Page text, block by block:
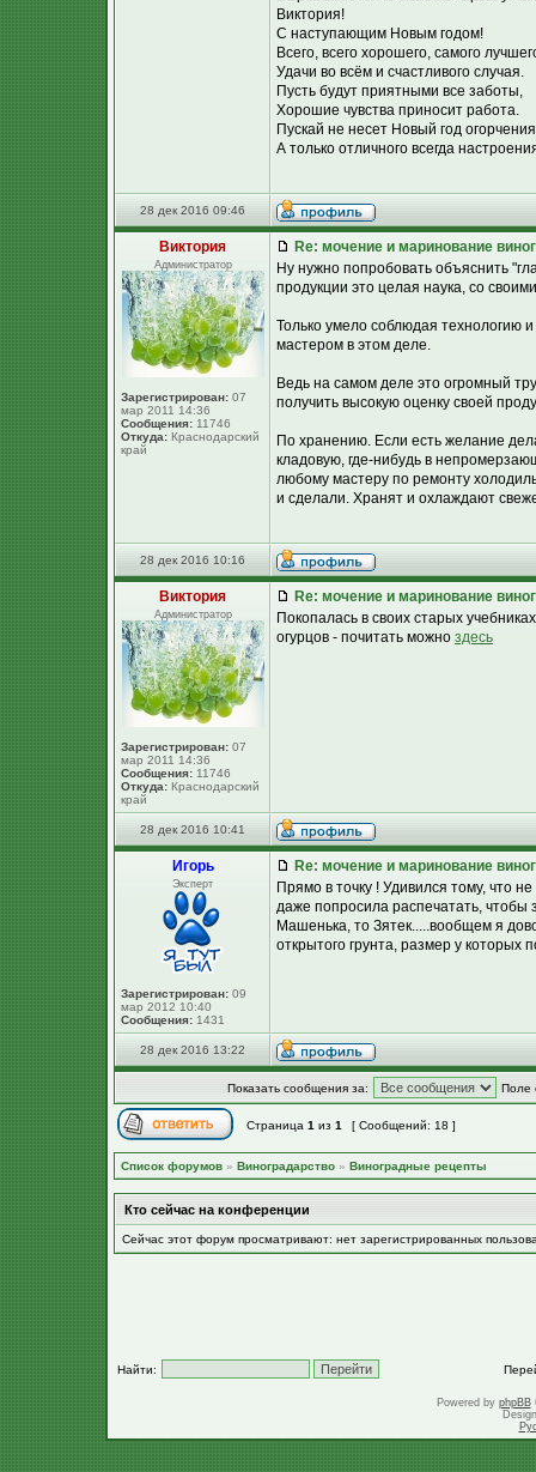
Виктория!
С наступающим Новым годом!
Всего, всего хорошего, самого
Удачи во всём и счастливого случая.
Пусть будут приятными все заботы,
Хорошие чувства приносит работа.
Пускай не несет Новый год
А только отличного всегда
28 дек 2016 09:46
Виктория
Администратор
Зарегистрирован: 07
мар 2011 14:36
Сообщения: 11746
Откуда: Краснодарский
край
Re: мочение и маринование
Ну нужно попробовать объяснить
продукции это целая наука, со
Только умело соблюдая технологию
мастером в этом деле.
Ведь на самом деле это огромный
получить высокую оценку своей
По хранению. Если есть желание
кладовую, где-нибудь в
любому мастеру по ремонту
и сделали. Хранят и охлаждают
28 дек 2016 10:16
Виктория
Администратор
Зарегистрирован: 07
мар 2011 14:36
Сообщения: 11746
Откуда: Краснодарский
край
Re: мочение и маринование
Покопалась в своих старых
огурцов - почитать можно здесь
28 дек 2016 10:41
Игорь
Эксперт
Зарегистрирован: 09
мар 2012 10:40
Сообщения: 1431
Re: мочение и маринование
Прямо в точку ! Удивился тому, что
даже попросила распечатать, чтобы
Машенька, то Зятек.....вообщем я
открытого грунта, размер у
28 дек 2016 13:22
Показать сообщения за: Поле
Страница 1 из 1 [ Сообщений: 18 ]
Список форумов » Виноградарство » Виноградные рецепты
Кто сейчас на конференции
Сейчас этот форум просматривают: нет зарегистрированных
Найти:
Powered by phpBB